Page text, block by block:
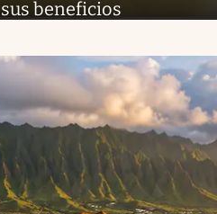
beneficios